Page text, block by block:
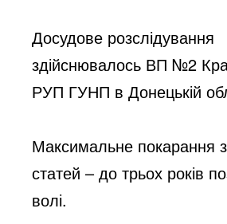
Досудове розслідування
здійснювалось ВП №2
РУП ГУНП в Донецькій
Максимальне покарання
статей – до трьох років
волі.